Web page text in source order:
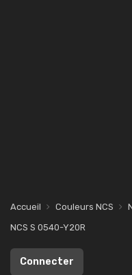
Accueil Couleurs NCS
NCS S 0540-Y20R
Connecter